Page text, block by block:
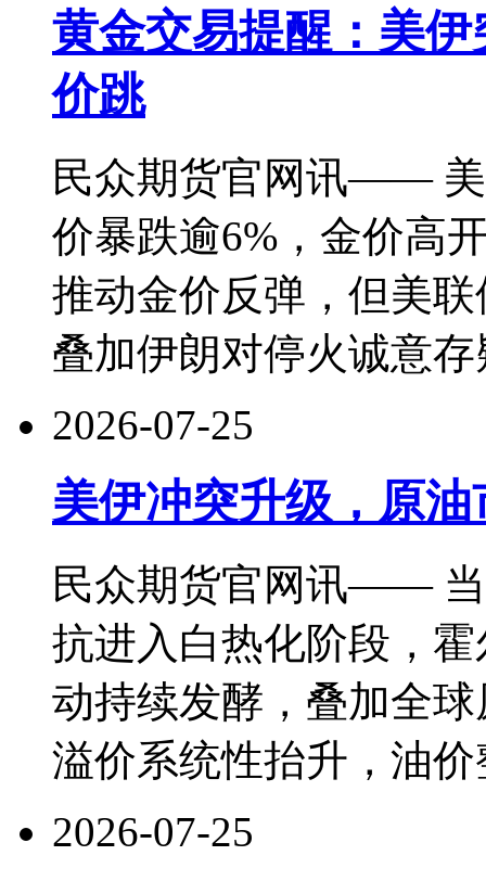
黄金交易提醒：美
价跳
民众期货官网讯——
价暴跌逾6%，金价高
推动金价反弹，但美
叠加伊朗对停火诚意
2026-07-25
美伊冲突升级，原
民众期货官网讯——
抗进入白热化阶段，
动持续发酵，叠加全
溢价系统性抬升，油价
2026-07-25